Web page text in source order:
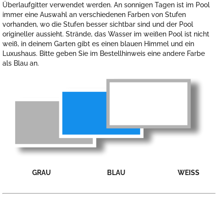
Überlaufgitter verwendet werden. An sonnigen Tagen ist im Pool
immer eine Auswahl an verschiedenen Farben von Stufen
vorhanden, wo die Stufen besser sichtbar sind und der Pool
origineller aussieht. Strände, das Wasser im weißen Pool ist nicht
weiß, in deinem Garten gibt es einen blauen Himmel und ein
Luxushaus. Bitte geben Sie im Bestellhinweis eine andere Farbe
als Blau an.
GRAU BLAU WEISS